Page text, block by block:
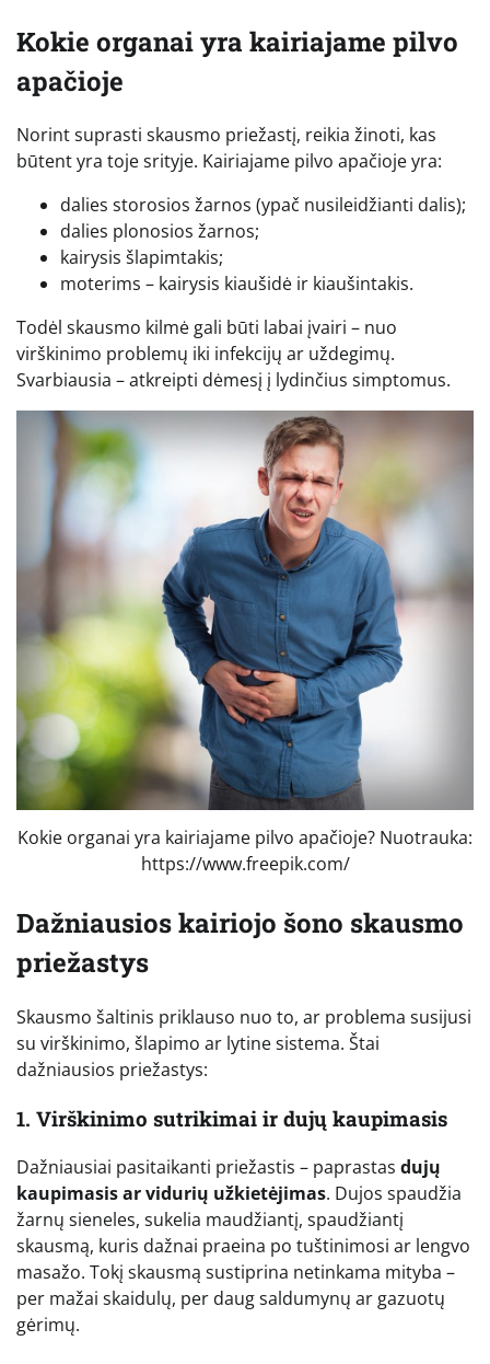
Kokie organai yra kairiajame pilvo
apačioje
Norint suprasti skausmo priežastį, reikia žinoti, kas
būtent yra toje srityje. Kairiajame pilvo apačioje yra:
dalies storosios žarnos (ypač nusileidžianti dalis);
dalies plonosios žarnos;
kairysis šlapimtakis;
moterims – kairysis kiaušidė ir kiaušintakis.
Todėl skausmo kilmė gali būti labai įvairi – nuo
virškinimo problemų iki infekcijų ar uždegimų.
Svarbiausia – atkreipti dėmesį į lydinčius simptomus.
Kokie organai yra kairiajame pilvo apačioje? Nuotrauka:
https://www.freepik.com/
Dažniausios kairiojo šono skausmo
priežastys
Skausmo šaltinis priklauso nuo to, ar problema susijusi
su virškinimo, šlapimo ar lytine sistema. Štai
dažniausios priežastys:
1. Virškinimo sutrikimai ir dujų kaupimasis
Dažniausiai pasitaikanti priežastis – paprastas dujų
kaupimasis ar vidurių užkietėjimas. Dujos spaudžia
žarnų sieneles, sukelia maudžiantį, spaudžiantį
skausmą, kuris dažnai praeina po tuštinimosi ar lengvo
masažo. Tokį skausmą sustiprina netinkama mityba –
per mažai skaidulų, per daug saldumynų ar gazuotų
gėrimų.